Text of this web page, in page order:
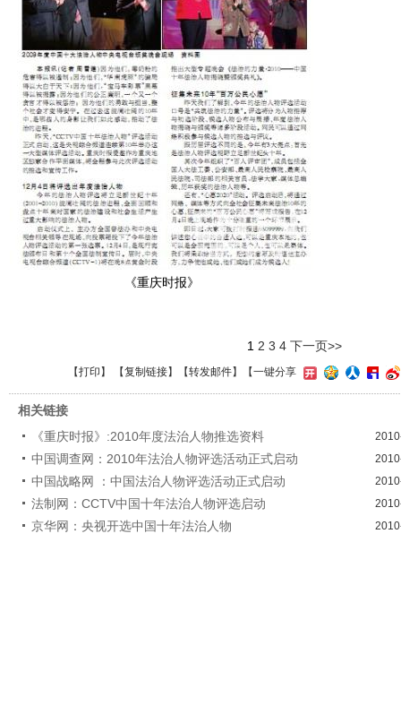
《重庆时报》
1 2 3 4 下一页>>
【打印 】 【复制链接】【转发邮件】 【一键分享
相关链接
《重庆时报》:2010年度法治人物推选资料
中国调查网：2010年法治人物评选活动正式启动
中国战略网 ：中国法治人物评选活动正式启动
法制网：CCTV中国十年法治人物评选启动
京华网：央视开选中国十年法治人物